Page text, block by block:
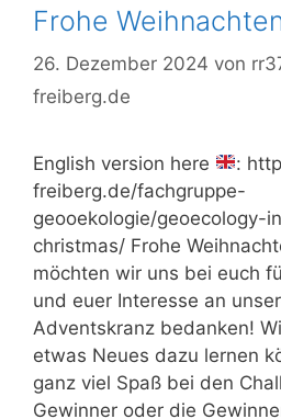
Frohe
26. Dezember 2024 von
freiberg.de
English version here
:
freiberg.de/fachgruppe-
geooekologie/geoecology-
christmas/ Frohe
möchten wir uns bei euch
und euer Interesse an
Adventskranz bedanken!
etwas Neues dazu lernen
ganz viel Spaß bei den
Gewinner oder die